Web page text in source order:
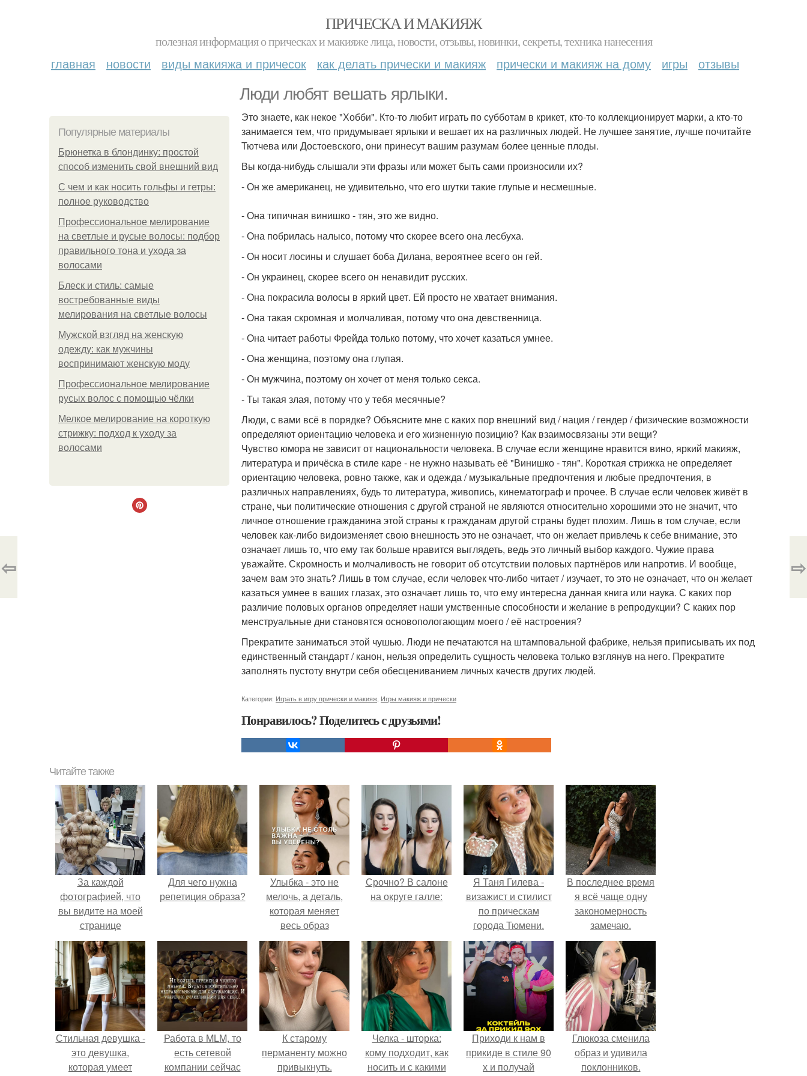
ПРИЧЕСКА И МАКИЯЖ
полезная информация о прическах и макияже лица, новости, отзывы, новинки, секреты, техника нанесения
главная новости виды макияжа и причесок как делать прически и макияж прически и макияж на дому игры отзывы
Люди любят вешать ярлыки.
Популярные материалы
Брюнетка в блондинку: простой
способ изменить свой внешний вид
С чем и как носить гольфы и гетры:
полное руководство
Профессиональное мелирование
на светлые и русые волосы: подбор
правильного тона и ухода за
волосами
Блеск и стиль: самые
востребованные виды
мелирования на светлые волосы
Мужской взгляд на женскую
одежду: как мужчины
воспринимают женскую моду
Профессиональное мелирование
русых волос с помощью чёлки
Мелкое мелирование на короткую
стрижку: подход к уходу за
волосами
Это знаете, как некое "Хобби". Кто-то любит играть по субботам в крикет, кто-то коллекционирует марки, а кто-то
занимается тем, что придумывает ярлыки и вешает их на различных людей. Не лучшее занятие, лучше почитайте
Тютчева или Достоевского, они принесут вашим разумам более ценные плоды.
Вы когда-нибудь слышали эти фразы или может быть сами произносили их?
- Он же американец, не удивительно, что его шутки такие глупые и несмешные.
- Она типичная винишко - тян, это же видно.
- Она побрилась налысо, потому что скорее всего она лесбуха.
- Он носит лосины и слушает боба Дилана, вероятнее всего он гей.
- Он украинец, скорее всего он ненавидит русских.
- Она покрасила волосы в яркий цвет. Ей просто не хватает внимания.
- Она такая скромная и молчаливая, потому что она девственница.
- Она читает работы Фрейда только потому, что хочет казаться умнее.
- Она женщина, поэтому она глупая.
- Он мужчина, поэтому он хочет от меня только секса.
- Ты такая злая, потому что у тебя месячные?
Люди, с вами всё в порядке? Объясните мне с каких пор внешний вид / нация / гендер / физические возможности
определяют ориентацию человека и его жизненную позицию? Как взаимосвязаны эти вещи?
Чувство юмора не зависит от национальности человека. В случае если женщине нравится вино, яркий макияж,
литература и причёска в стиле каре - не нужно называть её "Винишко - тян". Короткая стрижка не определяет
ориентацию человека, ровно также, как и одежда / музыкальные предпочтения и любые предпочтения, в
различных направлениях, будь то литература, живопись, кинематограф и прочее. В случае если человек живёт в
стране, чьи политические отношения с другой страной не являются относительно хорошими это не значит, что
личное отношение гражданина этой страны к гражданам другой страны будет плохим. Лишь в том случае, если
человек как-либо видоизменяет свою внешность это не означает, что он желает привлечь к себе внимание, это
означает лишь то, что ему так больше нравится выглядеть, ведь это личный выбор каждого. Чужие права
уважайте. Скромность и молчаливость не говорит об отсутствии половых партнёров или напротив. И вообще,
зачем вам это знать? Лишь в том случае, если человек что-либо читает / изучает, то это не означает, что он желает
казаться умнее в ваших глазах, это означает лишь то, что ему интересна данная книга или наука. С каких пор
различие половых органов определяет наши умственные способности и желание в репродукции? С каких пор
менструальные дни становятся основопологающим моего / её настроения?
Прекратите заниматься этой чушью. Люди не печатаются на штамповальной фабрике, нельзя приписывать их под
единственный стандарт / канон, нельзя определить сущность человека только взглянув на него. Прекратите
заполнять пустоту внутри себя обесцениванием личных качеств других людей.
Категории: Играть в игру прически и макияж Игры макияж и прически
Понравилось? Поделитесь с друзьями!
⇦ ⇨
Читайте также
За каждой
фотографией, что
вы видите на моей
странице
скрывается целая
история.
Для чего нужна
репетиция образа?
Улыбка - это не
мелочь, а деталь,
которая меняет
весь образ
человека.
Срочно? В салоне
на округе галле:
Я Таня Гилева -
визажист и стилист
по прическам
города Тюмени.
В последнее время
я всё чаще одну
закономерность
замечаю.
Стильная девушка -
это девушка,
которая умеет
Работа в MLM, то
есть сетевой
компании сейчас
К старому
перманенту можно
привыкнуть.
Челка - шторка:
кому подходит, как
носить и с какими
Приходи к нам в
прикиде в стиле 90
х и получай
Глюкоза сменила
образ и удивила
поклонников.